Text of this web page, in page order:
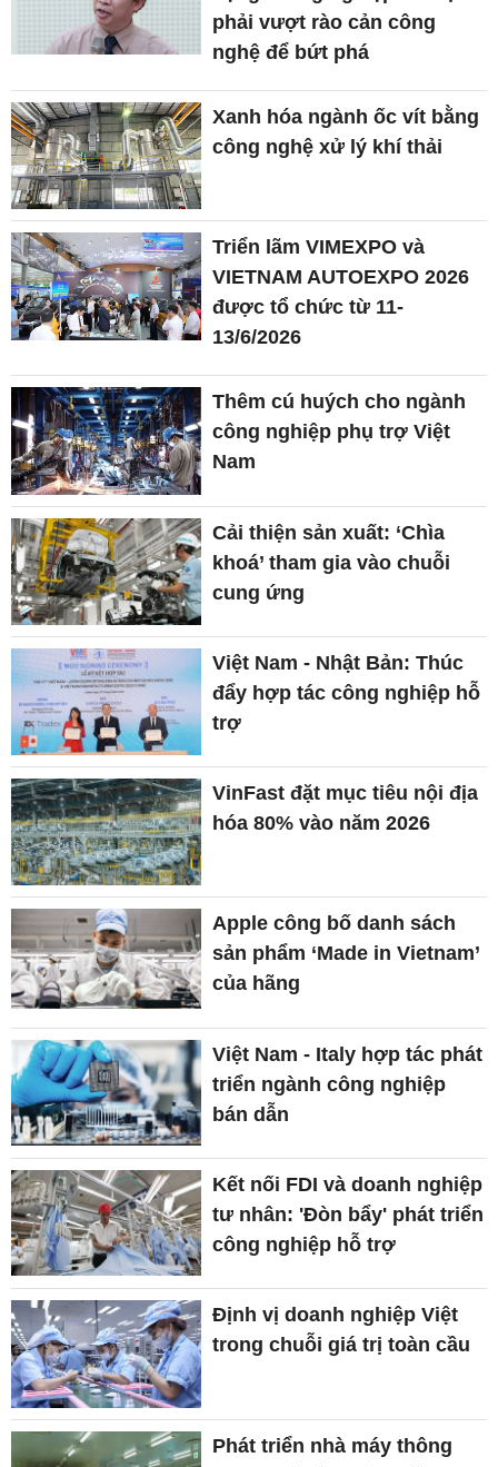
phải vượt rào cản công
nghệ để bứt phá
Xanh hóa ngành ốc vít bằng
công nghệ xử lý khí thải
Triển lãm VIMEXPO và
VIETNAM AUTOEXPO 2026
được tổ chức từ 11-
13/6/2026
Thêm cú huých cho ngành
công nghiệp phụ trợ Việt
Nam
Cải thiện sản xuất: ‘Chìa
khoá’ tham gia vào chuỗi
cung ứng
Việt Nam - Nhật Bản: Thúc
đẩy hợp tác công nghiệp hỗ
trợ
VinFast đặt mục tiêu nội địa
hóa 80% vào năm 2026
Apple công bố danh sách
sản phẩm ‘Made in Vietnam’
của hãng
Việt Nam - Italy hợp tác phát
triển ngành công nghiệp
bán dẫn
Kết nối FDI và doanh nghiệp
tư nhân: 'Đòn bẩy' phát triển
công nghiệp hỗ trợ
Định vị doanh nghiệp Việt
trong chuỗi giá trị toàn cầu
Phát triển nhà máy thông